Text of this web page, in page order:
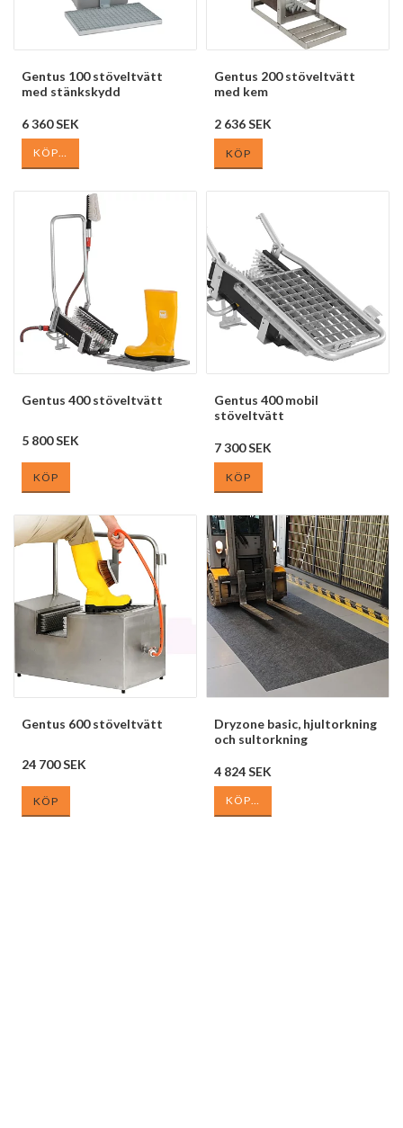
Gentus 100 stöveltvätt
med stänkskydd
6 360 SEK
KÖP…
Gentus 200 stöveltvätt
med kem
2 636 SEK
KÖP
Gentus 400 stöveltvätt
5 800 SEK
KÖP
Gentus 400 mobil
stöveltvätt
7 300 SEK
KÖP
Gentus 600 stöveltvätt
24 700 SEK
KÖP
Dryzone basic, hjultorkning
och sultorkning
4 824 SEK
KÖP…